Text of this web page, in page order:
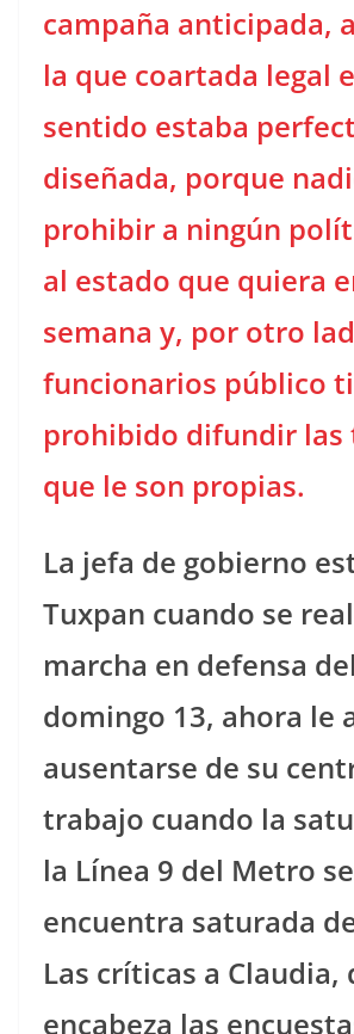
campaña anticipada,
la que coartada legal
sentido estaba
diseñada, porque
prohibir a ningún
al estado que quiera
semana y, por otro
funcionarios público
prohibido difundir las
que le son propias.
La jefa de gobierno
Tuxpan cuando se
marcha en defensa
domingo 13, ahora le
ausentarse de su
trabajo cuando la
la Línea 9 del Metro se
encuentra saturada
Las críticas a Claudia,
encabeza las